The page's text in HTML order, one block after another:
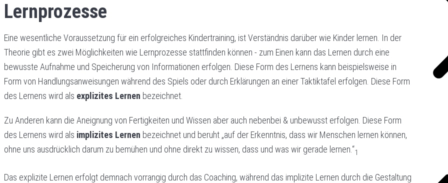
Lernprozesse
Eine wesentliche Voraussetzung für ein erfolgreiches Kindertraining, ist Verständnis darüber wie Kinder lernen. In der
Theorie gibt es zwei Möglichkeiten wie Lernprozesse stattfinden können - zum Einen kann das Lernen durch eine
bewusste Aufnahme und Speicherung von Informationen erfolgen. Diese Form des Lernens kann beispielsweise in
Form von Handlungsanweisungen während des Spiels oder durch Erklärungen an einer Taktiktafel erfolgen. Diese Form
des Lernens wird als explizites Lernen bezeichnet.
Zu Anderen kann die Aneignung von Fertigkeiten und Wissen aber auch nebenbei & unbewusst erfolgen. Diese Form
des Lernens wird als implizites Lernen bezeichnet und beruht „auf der Erkenntnis, dass wir Menschen lernen können,
ohne uns ausdrücklich darum zu bemühen und ohne direkt zu wissen, dass und was wir gerade lernen.“1
Das explizite Lernen erfolgt demnach vorrangig durch das Coaching, während das implizite Lernen durch die Gestaltung